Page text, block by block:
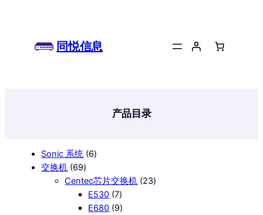
同悦信息
产品目录
Sonic 系统 66
产
品
交换机 6969
个
产
品
Centec芯片交换机 2323
E530 77
个
E680 99